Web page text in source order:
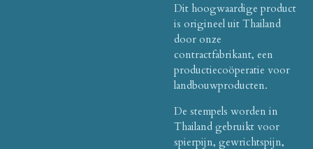
Dit hoogwaardige product
is origineel uit Thailand
door onze
contractfabrikant, een
productiecoöperatie voor
landbouwproducten.
De stempels worden in
Thailand gebruikt voor
spierpijn, gewrichtspijn,